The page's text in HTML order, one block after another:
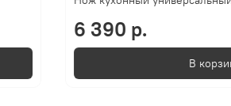
6 390 р.
В